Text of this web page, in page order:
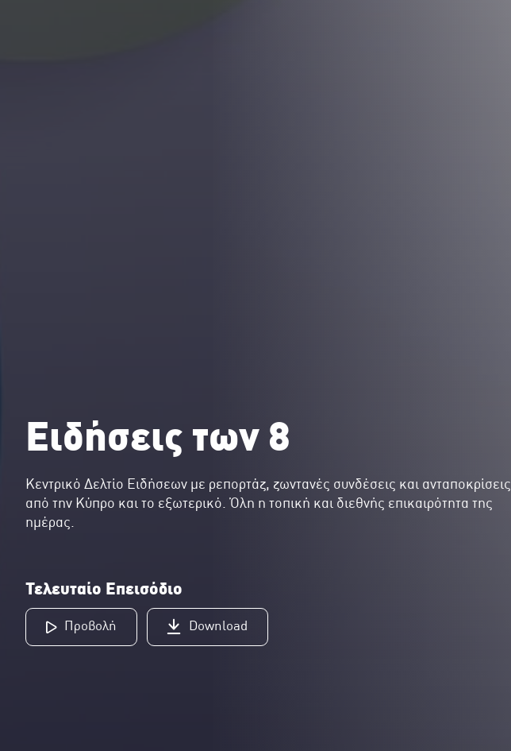
Ειδήσεις των 8
Κεντρικό Δελτίο Ειδήσεων με ρεπορτάζ, ζωντανές συνδέσεις και ανταποκρίσεις
από την Κύπρο και το εξωτερικό. Όλη η τοπική και διεθνής επικαιρότητα της
ημέρας.
Τελευταίο Επεισόδιο
Προβολή Download